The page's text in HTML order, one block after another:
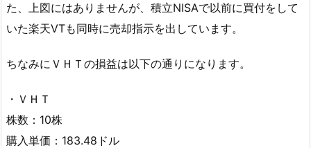
た、上図にはありませんが、積立NISAで以前に買付をして
いた楽天VTも同時に売却指示を出しています。
ちなみにＶＨＴの損益は以下の通りになります。
・ＶＨＴ
株数：10株
購入単価：183.48ドル